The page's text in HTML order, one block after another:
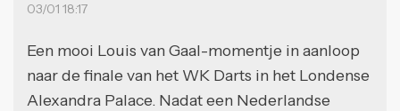
03/01 18:17
Een mooi Louis van Gaal-momentje in aanloop
naar de finale van het WK Darts in het Londense
Alexandra Palace. Nadat een Nederlandse